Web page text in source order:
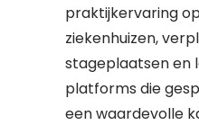
praktijkervaring
ziekenhuizen,
stageplaatsen en
platforms die
een waardevolle